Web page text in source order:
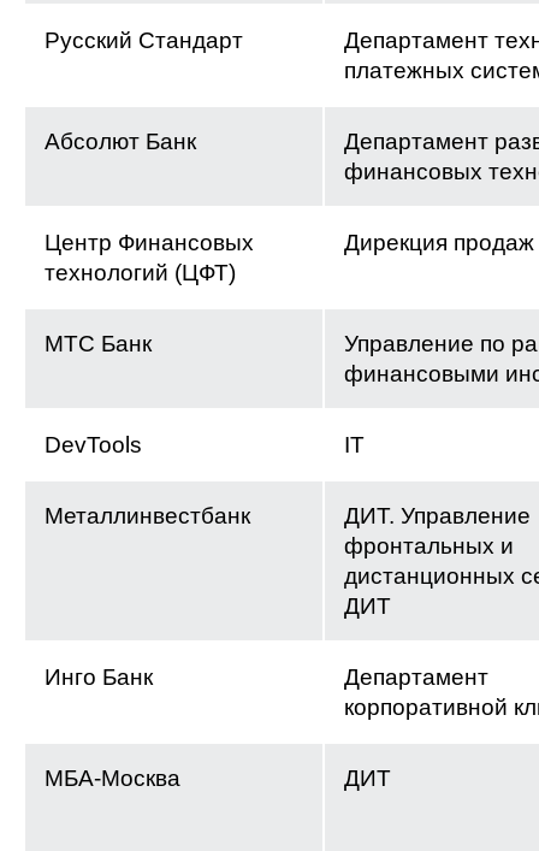
Русский Стандарт
Департамент
платежных
Абсолют Банк
Департамент
финансовых
Центр Финансовых
технологий (ЦФТ)
Дирекция продаж
МТС Банк
Управление по
финансовыми
DevTools IT
Металлинвестбанк
ДИТ. Управление
фронтальных и
дистанционных
ДИТ
Инго Банк
Департамент
корпоративной
МБА-Москва ДИТ